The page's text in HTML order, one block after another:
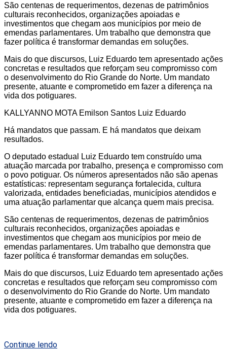
São centenas de requerimentos, dezenas de patrimônios
culturais reconhecidos, organizações apoiadas e
investimentos que chegam aos municípios por meio de
emendas parlamentares. Um trabalho que demonstra que
fazer política é transformar demandas em soluções.
Mais do que discursos, Luiz Eduardo tem apresentado ações
concretas e resultados que reforçam seu compromisso com
o desenvolvimento do Rio Grande do Norte. Um mandato
presente, atuante e comprometido em fazer a diferença na
vida dos potiguares.
KALLYANNO MOTA Emilson Santos Luiz Eduardo
Há mandatos que passam. E há mandatos que deixam
resultados.
O deputado estadual Luiz Eduardo tem construído uma
atuação marcada por trabalho, presença e compromisso com
o povo potiguar. Os números apresentados não são apenas
estatísticas: representam segurança fortalecida, cultura
valorizada, entidades beneficiadas, municípios atendidos e
uma atuação parlamentar que alcança quem mais precisa.
São centenas de requerimentos, dezenas de patrimônios
culturais reconhecidos, organizações apoiadas e
investimentos que chegam aos municípios por meio de
emendas parlamentares. Um trabalho que demonstra que
fazer política é transformar demandas em soluções.
Mais do que discursos, Luiz Eduardo tem apresentado ações
concretas e resultados que reforçam seu compromisso com
o desenvolvimento do Rio Grande do Norte. Um mandato
presente, atuante e comprometido em fazer a diferença na
vida dos potiguares.
Continue lendo